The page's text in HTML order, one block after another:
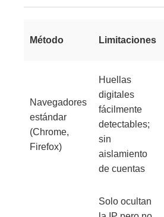
Método Limitaciones
Navegadores
estándar
(Chrome,
Firefox)
Huellas
digitales
fácilmente
detectables;
sin
aislamiento
de cuentas
Solo ocultan